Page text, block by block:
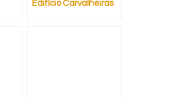
Edifício Carvalheiras